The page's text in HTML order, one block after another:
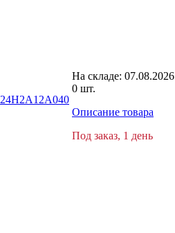
24H2A12A040
На складе: 07.08.2026
0 шт.
Описание товара
Под заказ, 1 день